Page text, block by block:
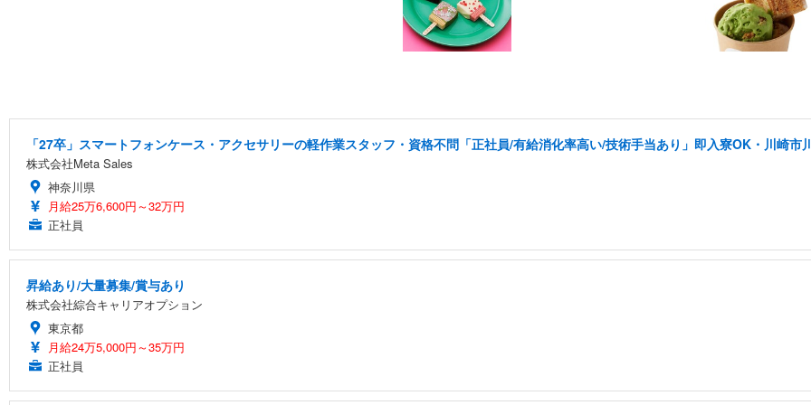
「27卒」スマートフォンケース・アクセサリーの軽作業スタッフ・資格不問「正社員/有給消化率高い/技術手当あり」即入寮OK・川崎市
株式会社Meta Sales
神奈川県
月給25万6,600円～32万円
正社員
昇給あり/大量募集/賞与あり
株式会社綜合キャリアオプション
東京都
月給24万5,000円～35万円
正社員